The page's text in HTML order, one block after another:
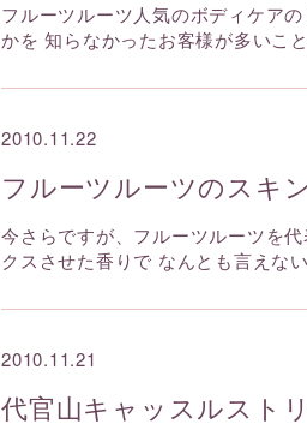
フルーツルーツ人気のボディケア
かを 知らなかったお客様が多いこ
2010.11.22
フルーツルーツのスキ
今さらですが、フルーツルーツを
クスさせた香りで なんとも言えな
2010.11.21
代官山キャッスルスト